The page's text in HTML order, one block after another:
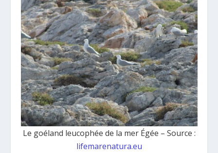
Le goéland leucophée de la mer Égée – Source :
lifemarenatura.eu